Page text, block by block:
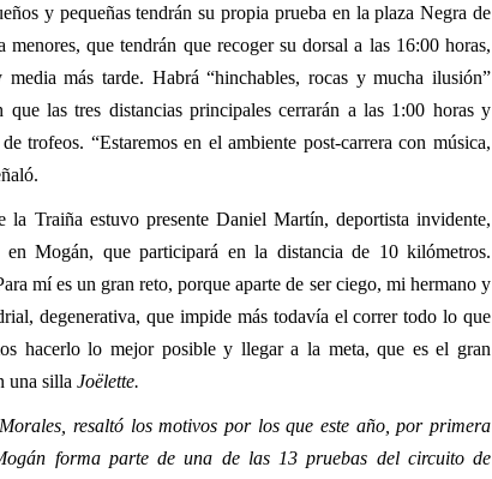
y pequeñas tendrán su propia prueba en la plaza Negra de
menores, que tendrán que recoger su dorsal a las 16:00 horas,
media más tarde. Habrá “hinchables, rocas y mucha ilusión”
que las tres distancias principales cerrarán a las 1:00 horas y
trofeos. “Estaremos en el ambiente post-carrera con música,
la Traiña estuvo presente Daniel Martín, deportista invidente,
en Mogán, que participará en la distancia de 10 kilómetros.
mí es un gran reto, porque aparte de ser ciego, mi hermano y
degenerativa, que impide más todavía el correr todo lo que
hacerlo lo mejor posible y llegar a la meta, que es el gran
una silla Joëlette.
resaltó los motivos por los que este año, por primera
forma parte de una de las 13 pruebas del circuito de